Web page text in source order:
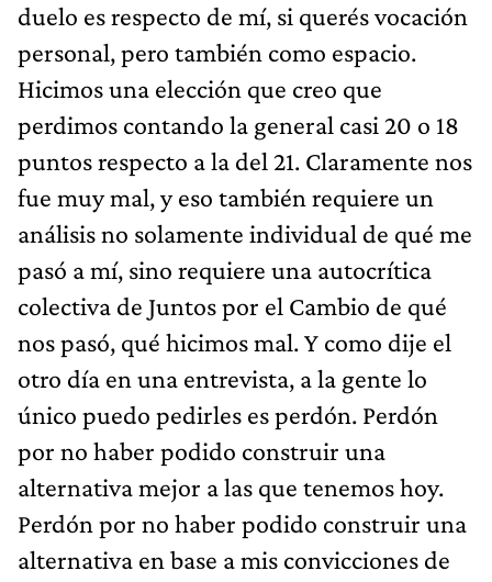
duelo es respecto de mí, si querés vocación
personal, pero también como espacio.
Hicimos una elección que creo que
perdimos contando la general casi 20 o 18
puntos respecto a la del 21. Claramente nos
fue muy mal, y eso también requiere un
análisis no solamente individual de qué me
pasó a mí, sino requiere una autocrítica
colectiva de Juntos por el Cambio de qué
nos pasó, qué hicimos mal. Y como dije el
otro día en una entrevista, a la gente lo
único puedo pedirles es perdón. Perdón
por no haber podido construir una
alternativa mejor a las que tenemos hoy.
Perdón por no haber podido construir una
alternativa en base a mis convicciones de